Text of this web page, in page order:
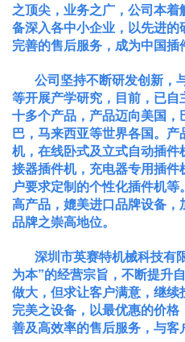
之顶尖，业务之广，公司本
备深入各中小企业，以先进的
完善的售后服务，成为中国插
公司坚持不断研发创新，
等开展产学研究，目前，已
十多个产品，产品迈向美国
巴，马来西亚等世界各国。
机，在线卧式及立式自动插
接器插件机，充电器专用插
户要求定制的个性化插件机
高产品，媲美进口品牌设备
品牌之崇高地位。
深圳市英赛特机械科技有
为本”的经营宗旨，不断提升
做大，但求让客户满意，继
完美之设备，以最优惠的价
善及高效率的售后服务，与客